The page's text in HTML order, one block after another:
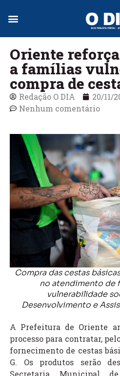
Oriente
a famílias
compra de
Redação O DIA 20/11/
Nenhum comentário
Compra das cestas
no atendimento de
vulnerabilidade
Desenvolvimento e
A Prefeitura de Oriente
processo para contratar,
fornecimento de cestas
G. Os produtos serão
Secretaria Municipal